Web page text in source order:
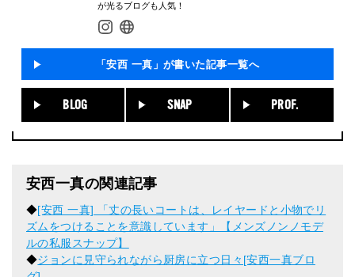
が光るブログも人気！
「安西 一真」が書いた記事一覧へ
BLOG SNAP PROF.
安西一真の関連記事
◆[安西 一真] 「丈の長いコートは、レイヤードと小物でリ
ズムをつけることを意識しています」【メンズノンノモデ
ルの私服スナップ】
◆ジョンに見守られながら厨房に立つ日々[安西一真ブロ